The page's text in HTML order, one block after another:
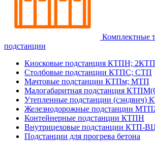
Комплектные
подстанции
Киосковые подстанция КТПН;
Столбовые подстанции КТПС; СТП
Мачтовые подстанции КТПм; МТП
Малогабаритная подстанция
Утепленные подстанции
Железнодорожные подстанции
Контейнерные подстанции КТПН
Внутрицеховые подстанции КТП-
Подстанции для прогрева бетона